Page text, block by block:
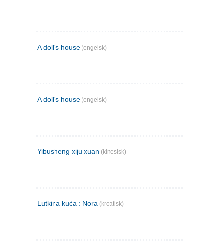
A doll's house (engelsk)
A doll's house (engelsk)
Yibusheng xiju xuan (kinesisk)
Lutkina kuća : Nora (kroatisk)